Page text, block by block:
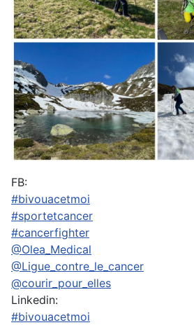
FB:
#bivouacetmoi
#sportetcancer
#cancerfighter
@Olea_Medical
@Ligue_contre_le_cancer
@courir_pour_elles
Linkedin:
#bivouacetmoi